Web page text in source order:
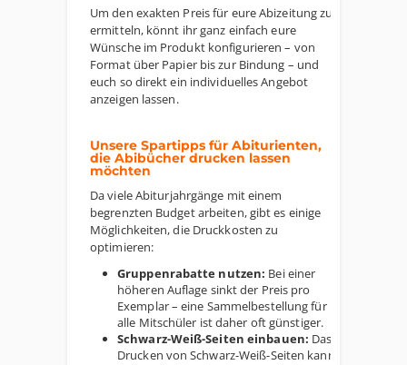
Um den exakten Preis für eure Abizeitung zu
ermitteln, könnt ihr ganz einfach eure
Wünsche im Produkt konfigurieren – von
Format über Papier bis zur Bindung – und
euch so direkt ein individuelles Angebot
anzeigen lassen.
Unsere Spartipps für Abiturienten,
die Abibücher drucken lassen
möchten
Da viele Abiturjahrgänge mit einem
begrenzten Budget arbeiten, gibt es einige
Möglichkeiten, die Druckkosten zu
optimieren:
Gruppenrabatte nutzen: Bei einer
höheren Auflage sinkt der Preis pro
Exemplar – eine Sammelbestellung für
alle Mitschüler ist daher oft günstiger.
Schwarz-Weiß-Seiten einbauen: Das
Drucken von Schwarz-Weiß-Seiten kann